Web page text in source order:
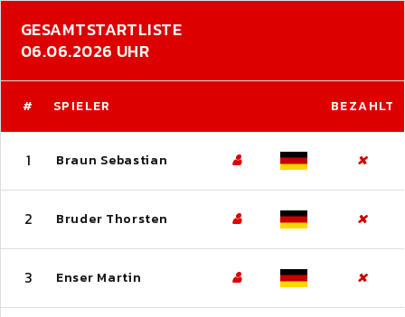
GESAMTSTARTLISTE
06.06.2026 UHR
# SPIELER BEZAHLT
1 Braun Sebastian
2 Bruder Thorsten
3 Enser Martin